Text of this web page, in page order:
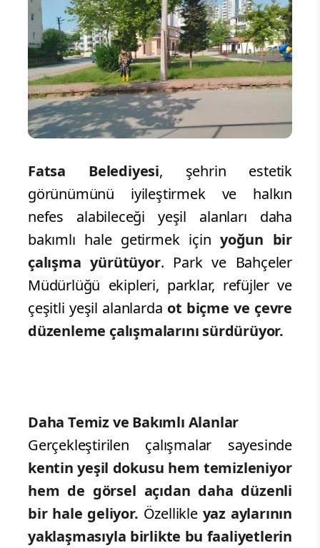
Fatsa Belediyesi, şehrin estetik
görünümünü iyileştirmek ve halkın
nefes alabileceği yeşil alanları daha
bakımlı hale getirmek için yoğun bir
çalışma yürütüyor. Park ve Bahçeler
Müdürlüğü ekipleri, parklar, refüjler ve
çeşitli yeşil alanlarda ot biçme ve çevre
düzenleme çalışmalarını sürdürüyor.
Daha Temiz ve Bakımlı Alanlar
Gerçekleştirilen çalışmalar sayesinde
kentin yeşil dokusu hem temizleniyor
hem de görsel açıdan daha düzenli
bir hale geliyor. Özellikle yaz aylarının
yaklaşmasıyla birlikte bu faaliyetlerin